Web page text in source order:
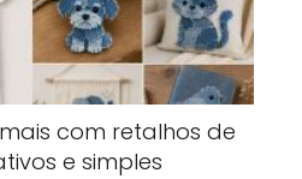
com retalhos de
e simples